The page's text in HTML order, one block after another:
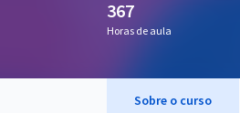
367
Horas de aula
Sobre o curso